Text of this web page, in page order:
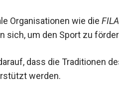
Organisationen wie die FILA
sich, um den Sport zu
dass die Traditionen
werden.